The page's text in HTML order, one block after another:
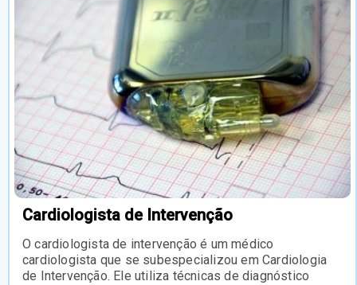
Cardiologista de Intervenção
O cardiologista de intervenção é um médico
cardiologista que se subespecializou em Cardiologia
de Intervenção. Ele utiliza técnicas de diagnóstico